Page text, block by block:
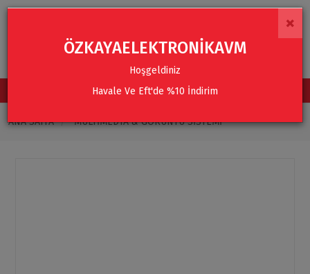
TÜM KATEGORİLER
ANA SAYFA MULTIMEDYA & GÖRÜNTÜ SISTEMI
×
ÖZKAYAELEKTRONİKAVM
Hoşgeldiniz
Havale Ve Eft'de %10 İndirim